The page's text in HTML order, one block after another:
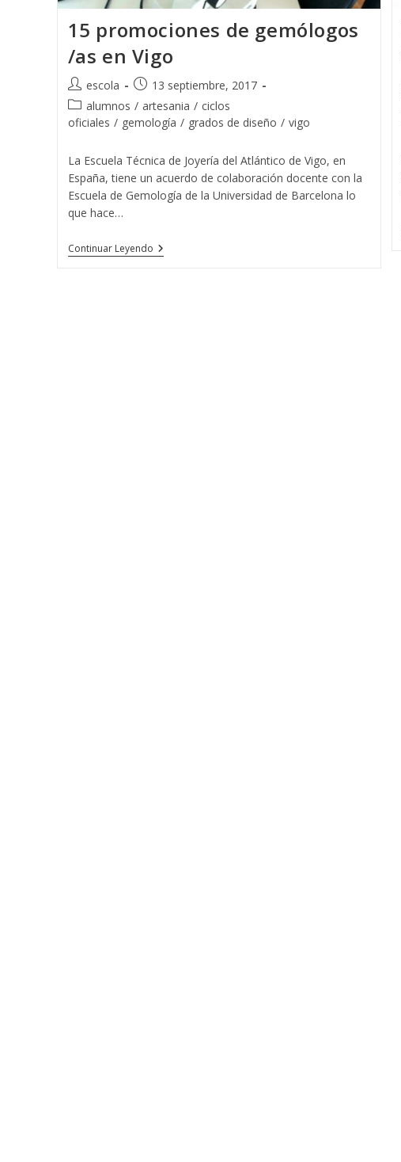
15 promociones de gemólogos
/as en Vigo
Autor
de
la
escola
Publicación
de
la
entrada:
13 septiembre, 2017
Categoría
de
entrada:
alumnos / artesania / ciclos
oficiales / gemología / grados de diseño / vigo
La Escuela Técnica de Joyería del Atlántico de Vigo, en
España, tiene un acuerdo de colaboración docente con la
Escuela de Gemología de la Universidad de Barcelona lo
que hace…
Continuar Leyendo15
Promociones